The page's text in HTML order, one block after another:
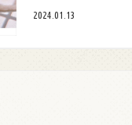
2024.01.13